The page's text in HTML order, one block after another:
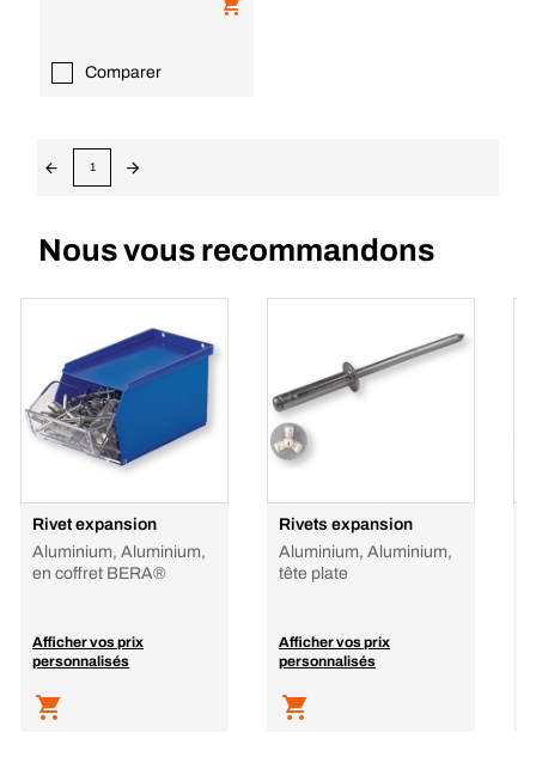
Comparer
1
Nous vous recommandons
Rivet expansion
Aluminium, Aluminium,
en coffret BERA®
Afficher vos prix
personnalisés
Rivets expansion
Aluminium, Aluminium,
tête plate
Afficher vos prix
personnalisés